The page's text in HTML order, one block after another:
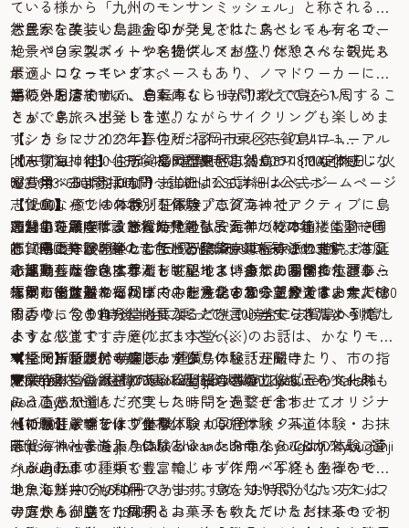
ている様から「九州のモンサンミッシェル」と称される自
然豊かな美しい島。金印が発見された島としても有名で、
絶景パワースポットや名物グルメが盛りだくさんな観光ス
ポットになっています。
島の外周は約10km、自転車なら1時間ほどで島を１周するこ
とができ、スポットを巡りながらサイクリングも楽しめま
す。さらに、2023年春のビジターセンターのリニューアル
オープンに伴い、志賀島の歴史や自然についても体感しな
がら学べるようになりました。
志賀島ならではの特別な体験プログラムでアクティブに島
の魅力を満喫しませんか？
志賀島の体験を楽しむ1日観光モデルコース2023版
志賀島へは、ベイサイドプレイス博多にある博多ふ頭から
福岡市営渡船フェリーで、たったの30分。片道は、大人680
円。ゆっくり9時後半台に乗っても10時台に志賀島へ到着し
ます。
▼福岡市営渡船 時刻表・運賃
▼https://www.city.fukuoka.lg.jp/kowan/kyakusen/hakata-
port/hyo.html
【10:30】アクティブ体験「シカシマサイクル」
志賀海神社参道入り口にあるレンタサイクル&カフェ。選
べる自転車の種類も豊富で、キッズ用バイクもあるので
ファミリーでも利用できます。島を知り尽くしたスタッフ
の方から、島を１周するコースも教えていただけるので初
古民家を改装した趣あるカフェでは、スペシャルティコー
ヒーや自家製スイーツを提供しており、休憩スペースにも
最適。コワーキングスペースもあり、ノマドワーカーにも
嬉しいお店です。
手続きを済ませて、島案内もしっかり教えてもらい、
さぁ、島旅へ出発します。
【シカシマサイクル】住所: 福岡市東区志賀島417-1
[MAP]TEL：050-6874-4398営業時間：9:00〜18:00定休日：火
曜費用：3時間2,000円〜詳細は公式ホームページ
【11:00】パワースポット体験「志賀海神社」
志賀島に鎮座する志賀海神社は、海神の総本山とも称さ
れ、海上守護の神として『万葉集』にも詠まれています。
小高い丘からは玄界灘を眺望でき、自然に囲まれたパワー
スポットは訪れるだけで心が浄化される気分です。
【志賀海神社】住所：福岡市東区志賀島877 [MAP]TEL：
092-603-6501参拝時間：6:00〜17:30詳細は公式ホームページ
【12:00】癒しの体験「荘嚴寺」
蓮台山荘嚴寺は、鎌倉時代の弘安元年（1278年）に聖一国
師（円爾）が開いたと伝わる臨済宗東福寺派の寺院で、延
命地蔵菩薩像を本尊として祀っています。高台に位置し、
志賀の街並みや福岡市内、能古島まで一望できるお寺で
す。
2023年10月に新設された梵鐘を吊るすための鐘楼堂。12時
と17時に美しい鐘の音色とともに時刻を知らせます。海風
と連動した音色はなんとも心地よい癒しの瞬間です。事前
に申し出をしていれば、中を見学することができます。檜
の香りに包まれた堂内に入るだけで心が安らぎ清められた
ような感覚です。そのまま本堂へ。
【12:15】祈願付の輪じゅず作り体験「荘嚴寺」
荘嚴寺本堂の木材である松と桜の木のじゅず玉をベース
に、直感で選んだパワーストーンを繋ぎ合わせてオリジナ
ルの輪じゅずを作ります。
作った後に選んだパワーストーンの意味を教えていただけ
るので、今の自分に必要なことを言い当てられたようで
ハッとします！寺庭(じてい)さん(※)のお話は、かなりモチ
ベーションがアップします♪
(※)寺庭さん…住職の妻にあたる人物のこと。
本堂で祈願し、寺庭さんから島の秘話が聞けたり、市の指
定文化財に登録されている聖観音菩薩立像などの文化財も
みることができ、充実した時間を過ごせます。
・祈願付き輪じゅず作り体験 4000円
https://www.ne.jp/asahi/shikanoshima/syougonji/syougonji
/juzu/juzu
他にも荘嚴寺では、坐禅体験・写経体験・茶道体験・お抹
茶セット・まち歩き体験といったお寺ならではの体験プラ
ンがあります。中でも、輪じゅず作り・写経・坐禅をセッ
トにした120分のコースがおすすめ。お時間がない方には、
寺庭さんが立てた抹茶とお菓子をいただけるお抹茶セット
地魚海鮮丼 1,650円
アラ炊き御膳 1,870円